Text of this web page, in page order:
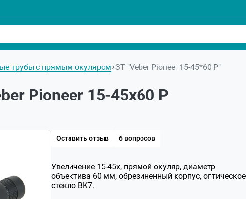
трубы с прямым окуляром ЗТ "Veber Pioneer 15-45*60 Р"
Pioneer 15-45x60 Р
Оставить отзыв 6 вопросов
Увеличение 15-45x, прямой окуляр, диаметр
объектива 60 мм, обрезиненный корпус, оптическое
стекло BK7.